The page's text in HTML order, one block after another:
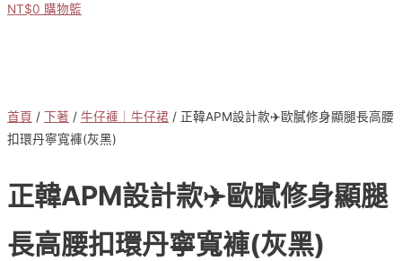
NT$0 購物籃
首頁 / 下著 / 牛仔褲｜牛仔裙 / 正韓APM設計款✈️歐膩修身顯腿長高腰
扣環丹寧寬褲(灰黑)
正韓APM設計款✈️歐膩修身顯腿
長高腰扣環丹寧寬褲(灰黑)